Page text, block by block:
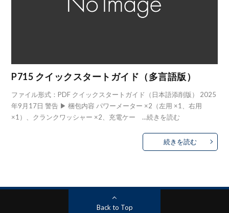
P715 クイックスタートガイド（多言語版）
ファイル形式：PDF クイックスタートガイド（日本語添削版） 2025
年9月17日 警告 ▶ 梱包内容 パワーメーター ×2（左用 ×1、右用
×1）、クランクワッシャー ×2、充電ケー ...続きを読む
続きを読む
Back to Top